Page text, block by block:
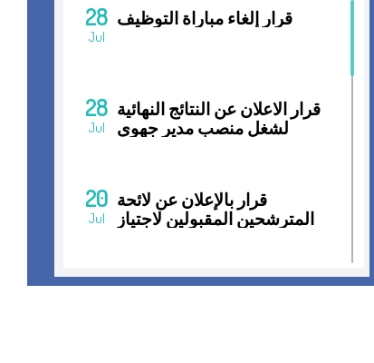
28
Jul
قرار إلغاء مباراة التوظيف
28
Jul
قرار الاعلان عن النتائج النهائية
لشغل منصب مدير جهوي
20
Jul
قرار بالإعلان عن لائحة
المترشحين المقبولين لاجتياز
15 قرار فتح مباراة التوظيف